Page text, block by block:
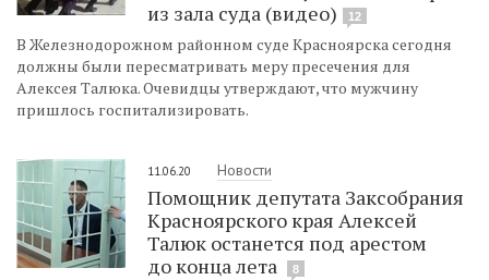
из зала суда (видео)
12
В Железнодорожном районном суде Красноярска сегодня
должны были пересматривать меру пресечения для
Алексея Талюка. Очевидцы утверждают, что мужчину
пришлось госпитализировать.
11.06.20 Новости
Помощник депутата Заксобрания
Красноярского края Алексей
Талюк останется под арестом
до конца лета
8